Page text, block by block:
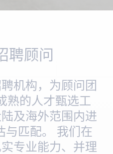
聘顾问
机构，为顾问团
熟的人才甄选工
及海外范围内进
与匹配。 我们在
专业能力、并理